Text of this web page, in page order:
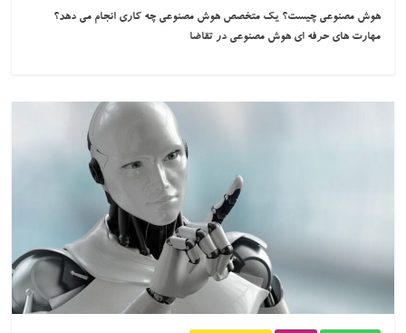
هوش مصنوعی چیست؟ یک متخصص هوش مصنوعی چه کاری انجام می دهد؟
مهارت های حرفه ای هوش مصنوعی در تقاضا